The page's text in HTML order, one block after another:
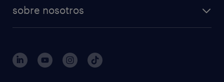
sobre nosotros